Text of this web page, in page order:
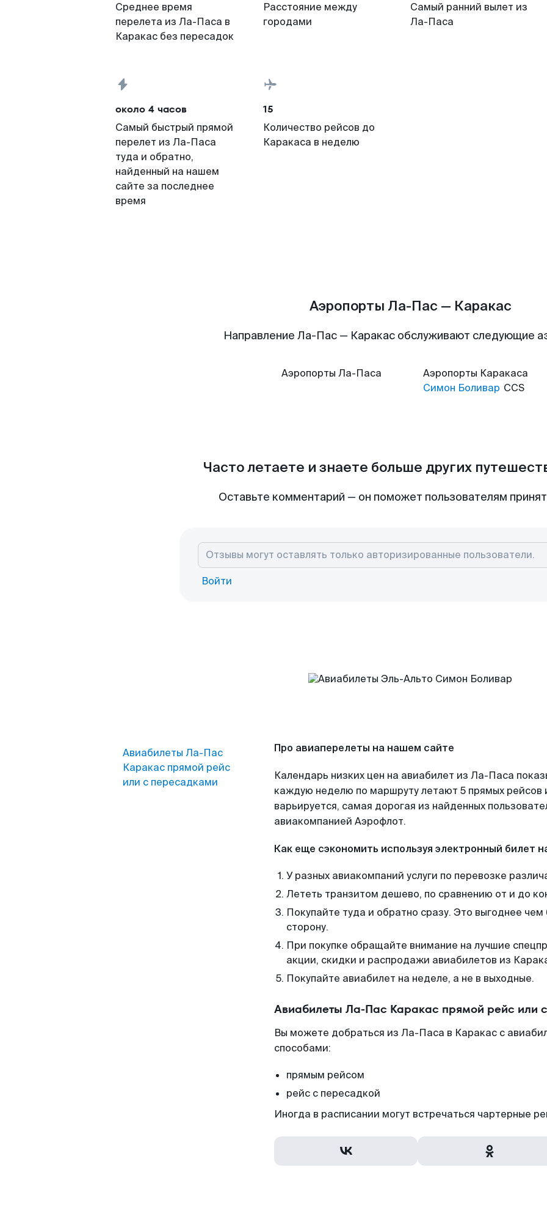
Среднее время
перелета из Ла-Паса в
Каракас без пересадок
Расстояние между
городами
Самый ранний вылет из
Ла-Паса
около 4 часов
Самый быстрый прямой
перелет из Ла-Паса
туда и обратно,
найденный на нашем
сайте за последнее
время
15
Количество рейсов до
Каракаса в неделю
Аэропорты Ла-Пас — Каракас
Направление Ла-Пас — Каракас обслуживают следующие
Аэропорты Ла-Паса Аэропорты Каракаса
Симон Боливар CCS
Часто летаете и знаете больше других
Оставьте комментарий — он поможет пользователям
Войти
Авиабилеты Ла-Пас
Каракас прямой рейс
или с пересадками
Про авиаперелеты на нашем сайте
Календарь низких цен на авиабилет из Ла-Паса
каждую неделю по маршруту летают 5 прямых рейсов
варьируется, самая дорогая из найденных
авиакомпанией Аэрофлот.
Как еще сэкономить используя электронный билет
У разных авиакомпаний услуги по перевозке
Лететь транзитом дешево, по сравнению от и до
Покупайте туда и обратно сразу. Это выгоднее
сторону.
При покупке обращайте внимание на лучшие
акции, скидки и распродажи авиабилетов из
Покупайте авиабилет на неделе, а не в выходные.
Авиабилеты Ла-Пас Каракас прямой рейс или
Вы можете добраться из Ла-Паса в Каракас с
способами:
прямым рейсом
рейс с пересадкой
Иногда в расписании могут встречаться чартерные